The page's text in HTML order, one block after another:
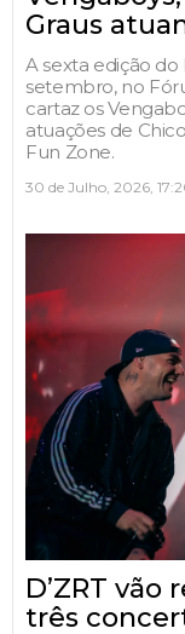
Graus
A sexta edição
setembro, no
cartaz os
atuações de
Fun Zone.
30 de Julho, 2026,
D’ZRT vão
três